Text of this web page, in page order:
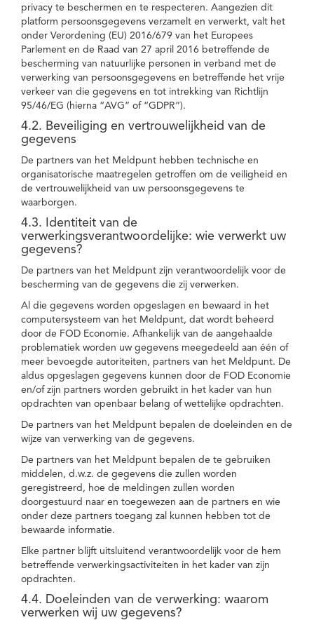
privacy te beschermen en te respecteren. Aangezien dit
platform persoonsgegevens verzamelt en verwerkt, valt het
onder Verordening (EU) 2016/679 van het Europees
Parlement en de Raad van 27 april 2016 betreffende de
bescherming van natuurlijke personen in verband met de
verwerking van persoonsgegevens en betreffende het vrije
verkeer van die gegevens en tot intrekking van Richtlijn
95/46/EG (hierna “AVG” of “GDPR”).
4.2. Beveiliging en vertrouwelijkheid van de
gegevens
De partners van het Meldpunt hebben technische en
organisatorische maatregelen getroffen om de veiligheid en
de vertrouwelijkheid van uw persoonsgegevens te
waarborgen.
4.3. Identiteit van de
verwerkingsverantwoordelijke: wie verwerkt uw
gegevens?
De partners van het Meldpunt zijn verantwoordelijk voor de
bescherming van de gegevens die zij verwerken.
Al die gegevens worden opgeslagen en bewaard in het
computersysteem van het Meldpunt, dat wordt beheerd
door de FOD Economie. Afhankelijk van de aangehaalde
problematiek worden uw gegevens meegedeeld aan één of
meer bevoegde autoriteiten, partners van het Meldpunt. De
aldus opgeslagen gegevens kunnen door de FOD Economie
en/of zijn partners worden gebruikt in het kader van hun
opdrachten van openbaar belang of wettelijke opdrachten.
De partners van het Meldpunt bepalen de doeleinden en de
wijze van verwerking van de gegevens.
De partners van het Meldpunt bepalen de te gebruiken
middelen, d.w.z. de gegevens die zullen worden
geregistreerd, hoe de meldingen zullen worden
doorgestuurd naar en toegewezen aan de partners en wie
onder deze partners toegang zal kunnen hebben tot de
bewaarde informatie.
Elke partner blijft uitsluitend verantwoordelijk voor de hem
betreffende verwerkingsactiviteiten in het kader van zijn
opdrachten.
4.4. Doeleinden van de verwerking: waarom
verwerken wij uw gegevens?